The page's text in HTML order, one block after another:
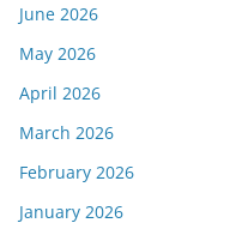
June 2026
May 2026
April 2026
March 2026
February 2026
January 2026